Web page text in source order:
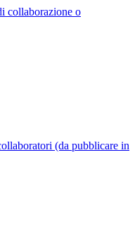
collaborazione o
(da pubblicare in